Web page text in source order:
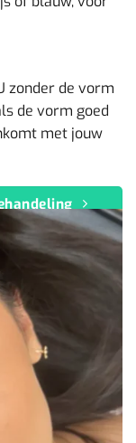
zonder de vorm
de vorm goed
met jouw